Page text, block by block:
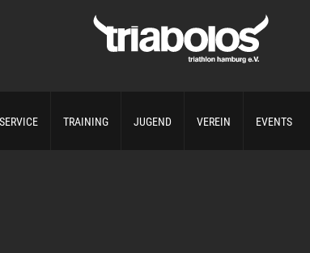
SERVICE TRAINING JUGEND VEREIN EVENTS